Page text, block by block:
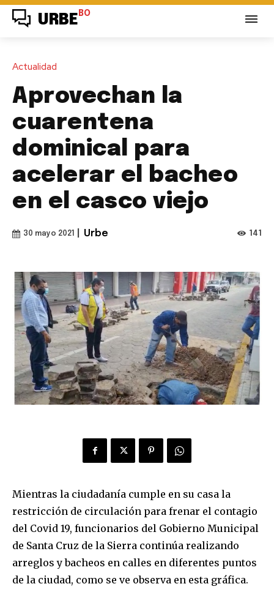
URBE BO
Actualidad
Aprovechan la
cuarentena
dominical para
acelerar el bacheo
en el casco viejo
30 mayo 2021 Urbe 141
Mientras la ciudadanía cumple en su casa la
restricción de circulación para frenar el contagio
del Covid 19, funcionarios del Gobierno Municipal
de Santa Cruz de la Sierra continúa realizando
arreglos y bacheos en calles en diferentes puntos
de la ciudad, como se ve observa en esta gráfica.